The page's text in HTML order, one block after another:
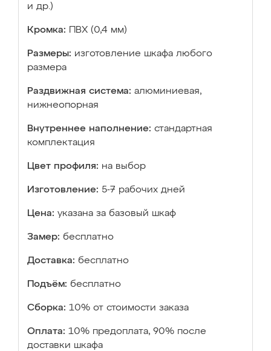
и др.)
Кромка: ПВХ (0,4 мм)
Размеры: изготовление шкафа любого
размера
Раздвижная система: алюминиевая,
нижнеопорная
Внутреннее наполнение: стандартная
комплектация
Цвет профиля: на выбор
Изготовление: 5-7 рабочих дней
Цена: указана за базовый шкаф
Замер: бесплатно
Доставка: бесплатно
Подъём: бесплатно
Сборка: 10% от стоимости заказа
Оплата: 10% предоплата, 90% после
доставки шкафа